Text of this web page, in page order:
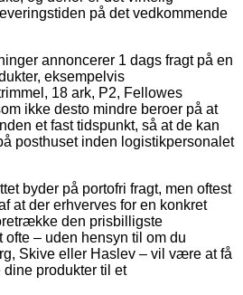
på det vedkommende
annoncerer 1 dags fragt på en
eksempelvis
18 ark, P2, Fellowes
ikke desto mindre beroer på at
et fast tidspunkt, så at de kan
posthuset inden logistikpersonalet
byder på portofri fragt, men oftest
at der erhverves for en konkret
den prisbilligste
– uden hensyn til om du
Skive eller Haslev – vil være at få
produkter til et